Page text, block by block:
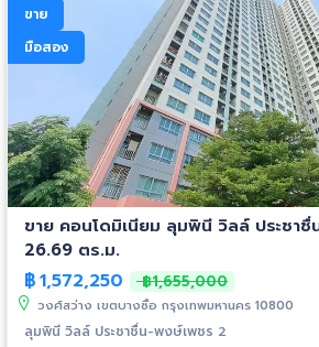
ขาย
มือสอง
ขาย คอนโดมิเนียม ลุมพินี วิลล์ ประชา
26.69 ตร.ม.
฿1,572,250 ฿1,655,000
วงศ์สว่าง เขตบางซื่อ กรุงเทพมหานคร 10800
ลุมพินี วิลล์ ประชาชื่น-พงษ์เพชร 2